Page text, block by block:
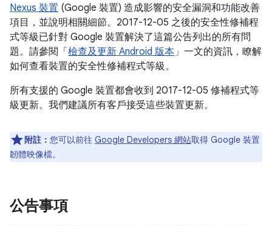
Nexus 裝置 (Google 裝置) 造成影響的安全漏洞和功能改善
項目，並說明相關細節。2017-12-05 之後的安全性修補程
式等級已針對 Google 裝置解決了這篇公告列出的所有問
題。請參閱「 檢查及更新 Android 版本」一文的資訊，瞭解
如何查看裝置的安全性修補程式等級。
所有支援的 Google 裝置都會收到 2017-12-05 修補程式等
級更新。我們建議所有客戶接受這些裝置更新。
附註： 您可以前往 Google Developers 網站取得 Google 裝置
韌體映像檔。
公告事項